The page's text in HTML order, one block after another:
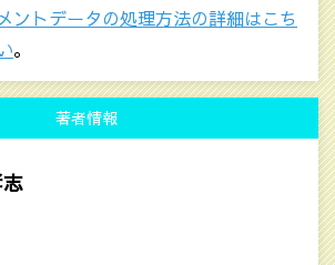
ントデータの処理方法の詳細はこち
。
著者情報